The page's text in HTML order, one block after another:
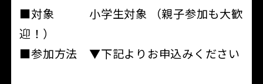
■対象 小学生対象 （親子参加も大歓
迎！）
■参加方法 ▼下記よりお申込みください